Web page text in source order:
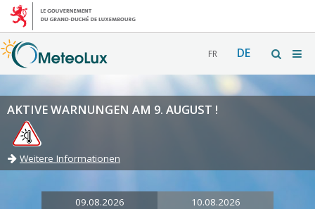
FR DE
AKTIVE WARNUNGEN AM 9. AUGUST !
Weitere Informationen
09.08.2026 10.08.2026